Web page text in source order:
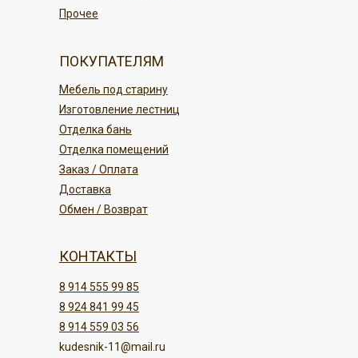
Отделка бань
Изготовление лестниц
Мебель под старину
ПОКУПАТЕЛЯМ
Прочее
kudesnik-11@mail.ru
8 914 559 03 56
8 914 555 99 85
8 924 841 99 45
КОНТАКТЫ
Обмен / Возврат
Отделка помещений
Заказ / Оплата
Доставка